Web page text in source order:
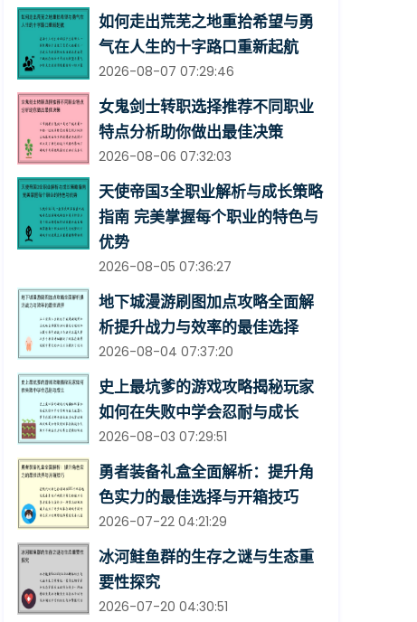
如何走出荒芜之地重拾希望与勇
气在人生的十字路口重新起航
2026-08-07 07:29:46
女鬼剑士转职选择推荐不同职业
特点分析助你做出最佳决策
2026-08-06 07:32:03
天使帝国3全职业解析与成长策略
指南 完美掌握每个职业的特色与
优势
2026-08-05 07:36:27
地下城漫游刷图加点攻略全面解
析提升战力与效率的最佳选择
2026-08-04 07:37:20
史上最坑爹的游戏攻略揭秘玩家
如何在失败中学会忍耐与成长
2026-08-03 07:29:51
勇者装备礼盒全面解析：提升角
色实力的最佳选择与开箱技巧
2026-07-22 04:21:29
冰河鲑鱼群的生存之谜与生态重
要性探究
2026-07-20 04:30:51